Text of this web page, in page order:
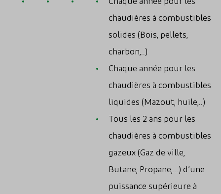
chaudières à combustibles
solides (Bois, pellets,
charbon,..)
Chaque année pour les
chaudières à combustibles
liquides (Mazout, huile,..)
Tous les 2 ans pour les
chaudières à combustibles
gazeux (Gaz de ville,
Butane, Propane,…) d’une
puissance supérieure à